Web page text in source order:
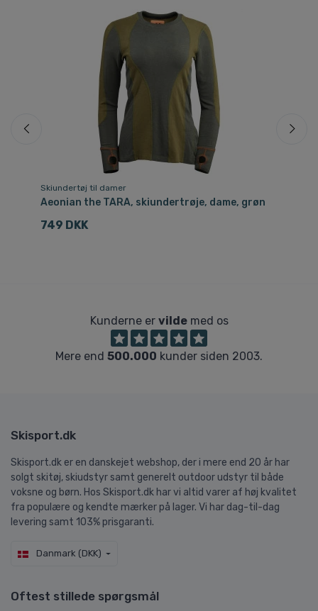
Skiundertøj til damer
Aeonian the TARA, skiundertrøje, dame, grøn
749 DKK
Kunderne er vildemed os
Mere end 500.000 kunder siden 2003.
Skisport.dk
Skisport.dk er en danskejet webshop, der i mere end 20 år har
solgt skitøj, skiudstyr samt generelt outdoor udstyr til både
voksne og børn. Hos Skisport.dk har vi altid varer af høj kvalitet
fra populære og kendte mærker på lager. Vi har dag-til-dag
levering samt 103% prisgaranti.
Danmark (DKK)
Oftest stillede spørgsmål